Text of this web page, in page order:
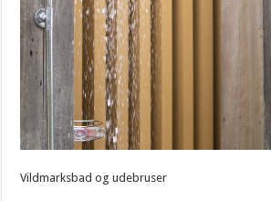
Vildmarksbad og udebruser